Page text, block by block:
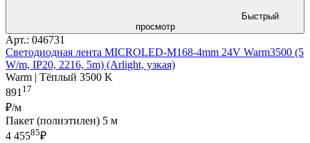
Быстрый
просмотр
Арт.: 046731
Светодиодная лента MICROLED-M168-4mm 24V Warm3500 (5
W/m, IP20, 2216, 5m) (Arlight, узкая)
Warm | Тёплый 3500 K
89117
₽/м
Пакет (полиэтилен) 5 м
4 45585₽